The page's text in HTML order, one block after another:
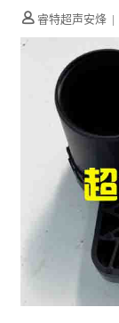
睿特超声安烽 |